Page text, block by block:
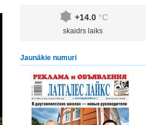
+14.0 °C
skaidrs laiks
Jaunākie numuri